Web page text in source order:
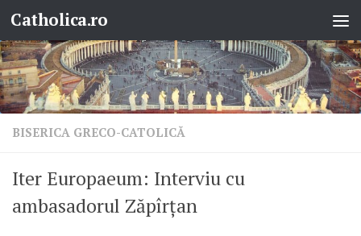
Skip to content
Catholica.ro
BISERICA GRECO-CATOLICĂ
Iter Europaeum: Interviu cu
ambasadorul Zăpîrțan